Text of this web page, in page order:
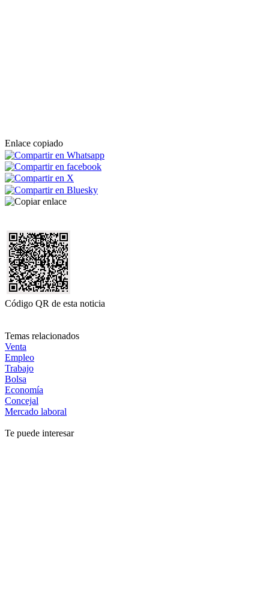
Enlace copiado
Código QR de esta noticia
Temas relacionados
Venta
Empleo
Trabajo
Bolsa
Economía
Concejal
Mercado laboral
Te puede interesar